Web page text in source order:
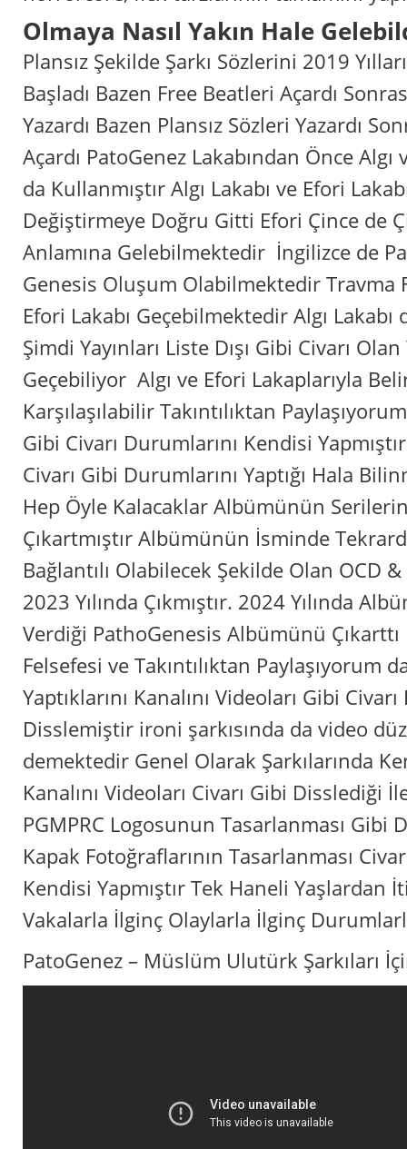
‎Olmaya Nasıl Yakın Hale
‎Plansız Şekilde Şarkı Sözlerini 2019
Başladı Bazen Free Beatleri Açardı
Yazardı Bazen Plansız Sözleri Yazardı
Açardı PatoGenez Lakabından Önce Algı
da Kullanmıştır Algı Lakabı ve Efori
Değiştirmeye Doğru Gitti Efori Çince de
Anlamına Gelebilmektedir İngilizce de
Genesis Oluşum Olabilmektedir Travma
Efori Lakabı Geçebilmektedir Algı Lakabı
Şimdi Yayınları Liste Dışı Gibi Civarı
Geçebiliyor Algı ve Efori Lakaplarıyla
Karşılaşılabilir Takıntılıktan
Gibi Civarı Durumlarını Kendisi
Civarı Gibi Durumlarını Yaptığı Hala
Hep Öyle Kalacaklar Albümünün
Çıkartmıştır Albümünün İsminde
Bağlantılı Olabilecek Şekilde Olan OCD
2023 Yılında Çıkmıştır. 2024 Yılında
Verdiği PathoGenesis Albümünü
Felsefesi ve Takıntılıktan Paylaşıyorum
Yaptıklarını Kanalını Videoları Gibi
Disslemiştir ironi şarkısında da video
demektedir Genel Olarak Şarkılarında
Kanalını Videoları Civarı Gibi Disslediği
PGMPRC Logosunun Tasarlanması Gibi
Kapak Fotoğraflarının Tasarlanması
Kendisi Yapmıştır Tek Haneli Yaşlardan
Vakalarla İlginç Olaylarla İlginç
PatoGenez – Müslüm Ulutürk Şarkıları